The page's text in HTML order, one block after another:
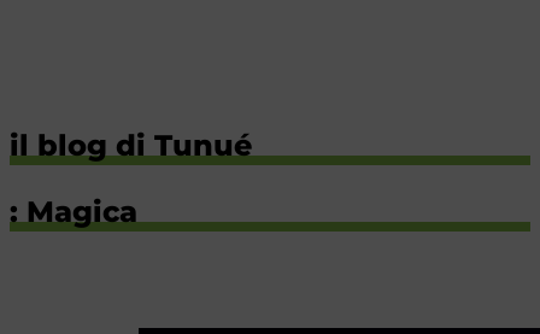
il blog di Tunué
: Magica